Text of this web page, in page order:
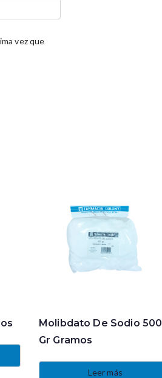
vez que
Molibdato De Sodio 500
Gr Gramos
Leer más